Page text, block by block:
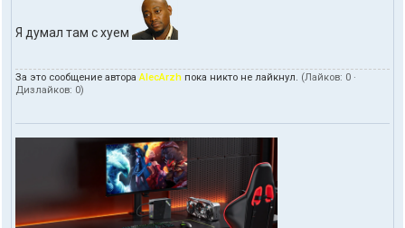
Я думал там с хуем
За это сообщение автораAlecArzh пока никто не лайкнул. (Лайков: 0 ·
Дизлайков: 0)